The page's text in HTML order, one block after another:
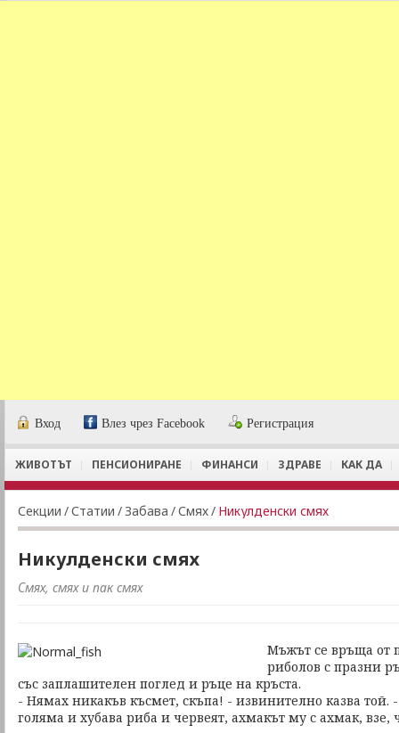
Вход Влез чрез Facebook Регистрация
ЖИВОТЪТ ПЕНСИОНИРАНЕ ФИНАНСИ ЗДРАВЕ КАК ДА
Секции /Статии / Забава /Смях/ Никулденски смях
Никулденски смях
Смях, смях и пак смях
Мъжът се връща от
риболов с празни
със заплашителен поглед и ръце на кръста.
- Нямах никакъв късмет, скъпа! - извинително казва той.
голяма и хубава риба и червеят, ахмакът му с ахмак, взе,